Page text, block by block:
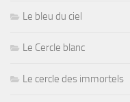
Le bleu du ciel
Le Cercle blanc
Le cercle des immortels